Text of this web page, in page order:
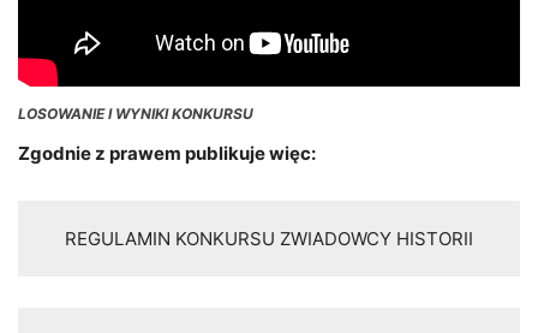
LOSOWANIE I WYNIKI KONKURSU
Zgodnie z prawem publikuje więc:
REGULAMIN KONKURSU ZWIADOWCY HISTORII